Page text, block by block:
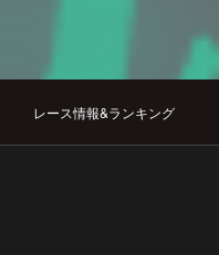
レース情報&ランキング